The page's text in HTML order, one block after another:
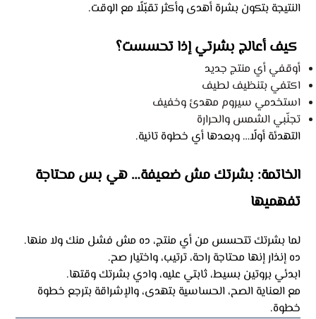
النتيجة بتكون بشرة أهدى وأكثر تقبّلًا مع الوقت.
كيف أعالج بشرتي إذا تحسست؟
أوقفي أي منتج جديد
اكتفي بتنظيف لطيف
استخدمي سيروم مهدئ وخفيف
تجنّبي الشمس والحرارة
التهدئة أولًا… وبعدها أي خطوة تانية.
الخاتمة: بشرتك مش ضعيفة… هي بس محتاجة
تفهميها
لما بشرتك تتحسس من أي منتج، ده مش فشل منك ولا منها.
ده إنذار إنها محتاجة راحة، ترتيب، واختيار صح.
ابدئي بروتين بسيط، ثابتي عليه، وادي بشرتك وقتها.
مع العناية الصح، الحساسية بتهدى، والإشراقة بترجع خطوة
خطوة.